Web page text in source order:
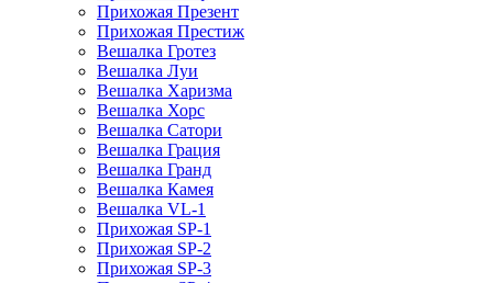
Прихожая Презент
Прихожая Престиж
Вешалка Гротез
Вешалка Луи
Вешалка Харизма
Вешалка Хорс
Вешалка Сатори
Вешалка Грация
Вешалка Гранд
Вешалка Камея
Вешалка VL-1
Прихожая SP-1
Прихожая SP-2
Прихожая SP-3